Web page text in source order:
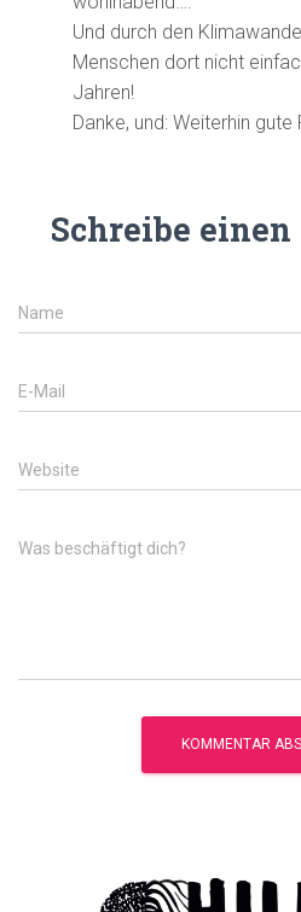
Und durch den
Menschen dort nicht
Jahren!
Danke, und: Weiterhin gute
Schreibe
Name
E-Mail
Website
Was beschäftigt dich?